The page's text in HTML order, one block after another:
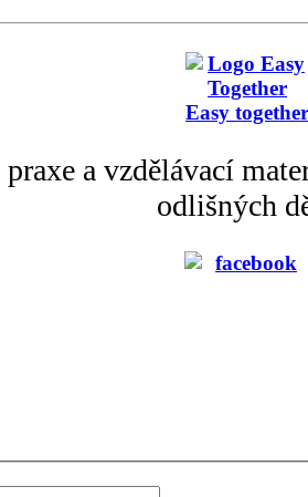
Easy together
a vzdělávací
odlišných